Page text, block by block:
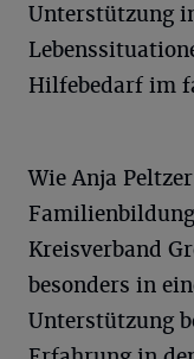
Unterstützung
Hilfebedarf im
Wie Anja
Kreisverband
besonders in
Unterstützung